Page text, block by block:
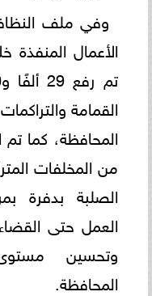
وفي ملف
القمامة
من المخلفات
الصلبة بدفرة
العمل حتى
وتحسين
المحافظة.